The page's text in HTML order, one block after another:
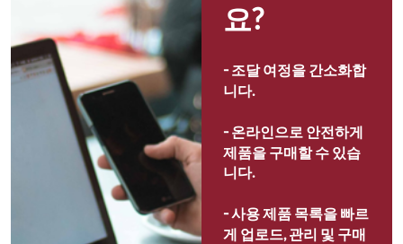
요?
- 조달 여정을 간소화합
니다.
- 온라인으로 안전하게
제품을 구매할 수 있습
니다.
- 사용 제품 목록을 빠르
게 업로드, 관리 및 구매